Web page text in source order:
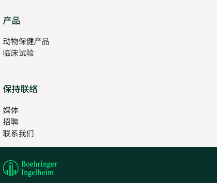
产品
new
tab
动物保健产品
临床试验
保持联络
媒体
招聘
in
new
联系我们
in
tab